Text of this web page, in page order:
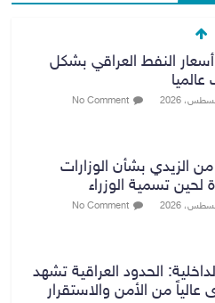
أسعار النفط العراقي بشكل
No Comment
الزيدي بشأن الوزارات
لحين تسمية الوزراء
No Comment
الحدود العراقية تشهد
من الأمن والاستقرار